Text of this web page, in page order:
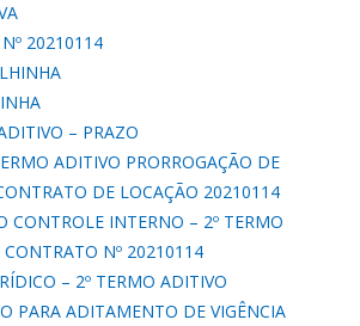
20210114
– PRAZO
ADITIVO PRORROGAÇÃO DE
DE LOCAÇÃO 20210114
CONTROLE INTERNO – 2º TERMO
Nº 20210114
– 2º TERMO ADITIVO
PARA ADITAMENTO DE VIGÊNCIA